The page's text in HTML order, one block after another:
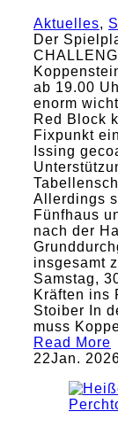
Aktuelles,
Der
ab 19.00
enorm
Red Block
Fixpunkt
Issing
Allerdings
Fünfhaus
nach der
insgesamt
Samstag,
Kräften ins
Stoiber In
muss
Read More
22Jan.